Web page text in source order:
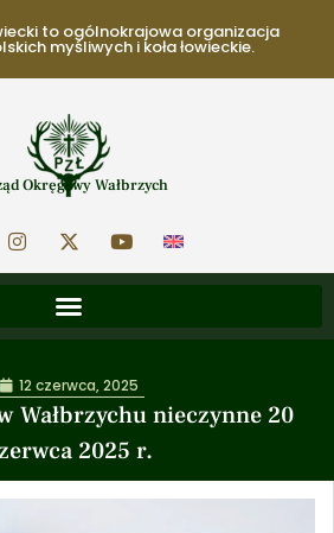
to ogólnokrajowa organizacja
myśliwych i koła łowieckie.
Okręgowy Wałbrzych
Wałbrzychu nieczynne 20
2025 r.
12 czerwca, 2025